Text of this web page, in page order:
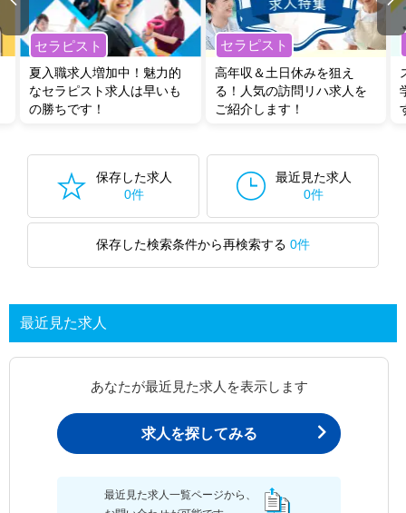
セラピスト
夏入職求人増加中！魅力的
なセラピスト求人は早いも
の勝ちです！
セラピスト
高年収＆土日休みを狙え
る！人気の訪問リハ求人を
ご紹介します！
保存した求人
0件
最近見た求人
0件
保存した検索条件から再検索する 0件
最近見た求人
あなたが最近見た求人を表示します
求人を探してみる
最近見た求人一覧ページから、